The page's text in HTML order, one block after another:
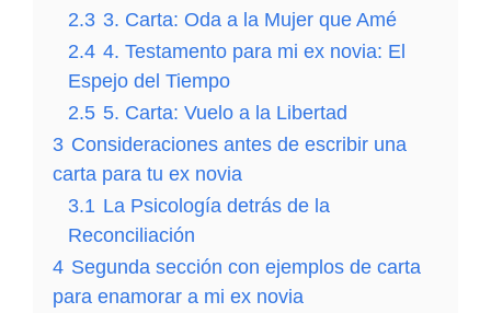
2.3 3. Carta: Oda a la Mujer que Amé
2.4 4. Testamento para mi ex novia: El
Espejo del Tiempo
2.5 5. Carta: Vuelo a la Libertad
3 Consideraciones antes de escribir una
carta para tu ex novia
3.1 La Psicología detrás de la
Reconciliación
4 Segunda sección con ejemplos de carta
para enamorar a mi ex novia